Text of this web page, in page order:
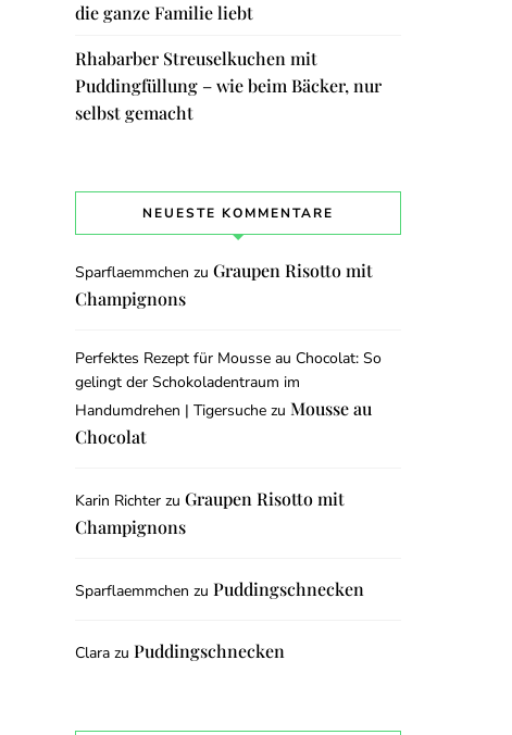
die ganze Familie liebt
Rhabarber Streuselkuchen mit
Puddingfüllung – wie beim Bäcker, nur
selbst gemacht
NEUESTE KOMMENTARE
Sparflaemmchen zu Graupen Risotto mit
Champignons
Perfektes Rezept für Mousse au Chocolat: So
gelingt der Schokoladentraum im
Handumdrehen | Tigersuche zu Mousse au
Chocolat
Karin Richter zu Graupen Risotto mit
Champignons
Sparflaemmchen zu Puddingschnecken
Clara zu Puddingschnecken